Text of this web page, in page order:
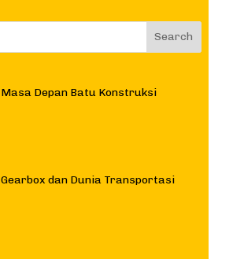
Masa Depan Batu Konstruksi
Gearbox dan Dunia Transportasi